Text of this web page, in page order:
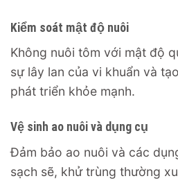
Kiểm soát mật độ nuôi
Không nuôi tôm với mật độ
sự lây lan của vi khuẩn và
phát triển khỏe mạnh.
Vệ sinh ao nuôi và dụng cụ
Đảm bảo ao nuôi và các
sạch sẽ, khử trùng thường